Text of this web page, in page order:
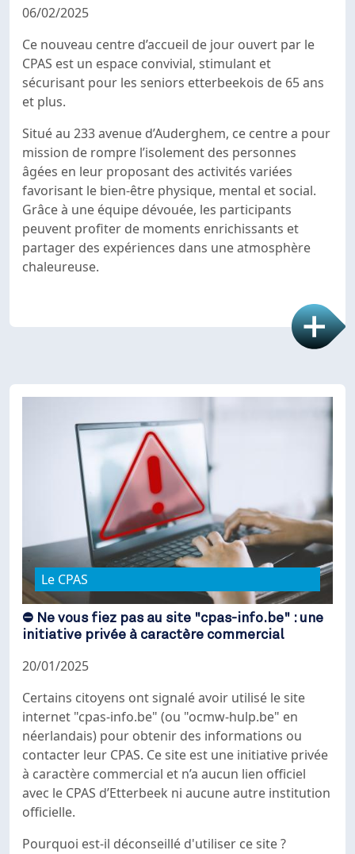
06/02/2025
Ce nouveau centre d’accueil de jour ouvert par le
CPAS est un espace convivial, stimulant et
sécurisant pour les seniors etterbeekois de 65 ans
et plus.
Situé au 233 avenue d’Auderghem, ce centre a pour
mission de rompre l’isolement des personnes
âgées en leur proposant des activités variées
favorisant le bien-être physique, mental et social.
Grâce à une équipe dévouée, les participants
peuvent profiter de moments enrichissants et
partager des expériences dans une atmosphère
chaleureuse.
Le CPAS
⛔ Ne vous fiez pas au site "cpas-info.be" : une
initiative privée à caractère commercial
20/01/2025
Certains citoyens ont signalé avoir utilisé le site
internet "cpas-info.be" (ou "ocmw-hulp.be" en
néerlandais) pour obtenir des informations ou
contacter leur CPAS. Ce site est une initiative privée
à caractère commercial et n’a aucun lien officiel
avec le CPAS d’Etterbeek ni aucune autre institution
officielle.
Pourquoi est-il déconseillé d'utiliser ce site ?